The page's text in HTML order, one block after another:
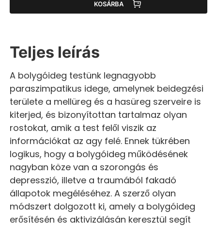
KOSÁRBA
Teljes leírás
A bolygóideg testünk legnagyobb
paraszimpatikus idege, amelynek beidegzési
területe a mellüreg és a hasüreg szerveire is
kiterjed, és bizonyítottan tartalmaz olyan
rostokat, amik a test felől viszik az
információkat az agy felé. Ennek tükrében
logikus, hogy a bolygóideg működésének
nagyban köze van a szorongás és
depresszió, illetve a traumából fakadó
állapotok megéléséhez. A szerző olyan
módszert dolgozott ki, amely a bolygóideg
erősítésén és aktivizálásán keresztül segít